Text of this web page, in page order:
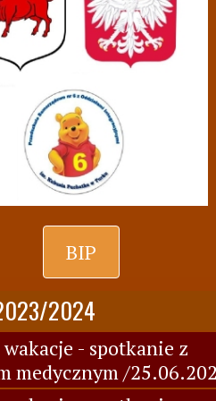
BIP
2024
- spotkanie z
medycznym /